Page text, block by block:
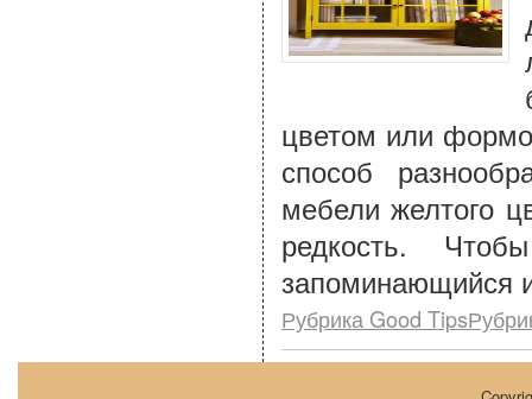
цветом или
способ
мебели желтого
редкость.
запоминающийся
Рубрика Good